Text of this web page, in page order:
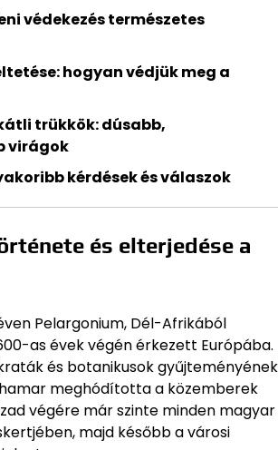
védekezés természetes
hogyan védjük meg a
trükkök: dúsabb,
virágok
kérdések és válaszok
és elterjedése a
Pelargonium, Dél-Afrikából
as évek végén érkezett Európába.
és botanikusok gyűjteményének
meghódította a közemberek
végére már szinte minden magyar
majd később a városi